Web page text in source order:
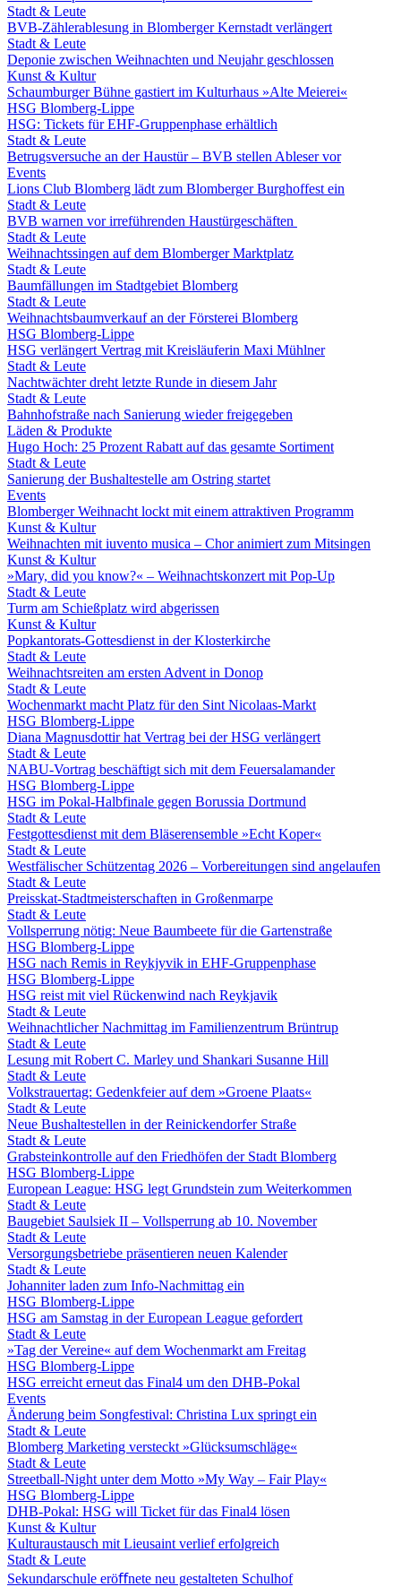
Stadt & Leute
BVB-Zählerablesung in Blomberger Kernstadt verlängert
Stadt & Leute
Deponie zwischen Weihnachten und Neujahr geschlossen
Kunst & Kultur
Schaumburger Bühne gastiert im Kulturhaus »Alte Meierei«
HSG Blomberg-Lippe
HSG: Tickets für EHF-Gruppenphase erhältlich
Stadt & Leute
Betrugsversuche an der Haustür – BVB stellen Ableser vor
Events
Lions Club Blomberg lädt zum Blomberger Burghoffest ein
Stadt & Leute
BVB warnen vor irreführenden Haustürgeschäften
Stadt & Leute
Weihnachtssingen auf dem Blomberger Marktplatz
Stadt & Leute
Baumfällungen im Stadtgebiet Blomberg
Stadt & Leute
Weihnachtsbaumverkauf an der Försterei Blomberg
HSG Blomberg-Lippe
HSG verlängert Vertrag mit Kreisläuferin Maxi Mühlner
Stadt & Leute
Nachtwächter dreht letzte Runde in diesem Jahr
Stadt & Leute
Bahnhofstraße nach Sanierung wieder freigegeben
Läden & Produkte
Hugo Hoch: 25 Prozent Rabatt auf das gesamte Sortiment
Stadt & Leute
Sanierung der Bushaltestelle am Ostring startet
Events
Blomberger Weihnacht lockt mit einem attraktiven Programm
Kunst & Kultur
Weihnachten mit iuvento musica – Chor animiert zum Mitsingen
Kunst & Kultur
»Mary, did you know?« – Weihnachtskonzert mit Pop-Up
Stadt & Leute
Turm am Schießplatz wird abgerissen
Kunst & Kultur
Popkantorats-Gottesdienst in der Klosterkirche
Stadt & Leute
Weihnachtsreiten am ersten Advent in Donop
Stadt & Leute
Wochenmarkt macht Platz für den Sint Nicolaas-Markt
HSG Blomberg-Lippe
Diana Magnusdottir hat Vertrag bei der HSG verlängert
Stadt & Leute
NABU-Vortrag beschäftigt sich mit dem Feuersalamander
HSG Blomberg-Lippe
HSG im Pokal-Halbfinale gegen Borussia Dortmund
Stadt & Leute
Festgottesdienst mit dem Bläserensemble »Echt Koper«
Stadt & Leute
Westfälischer Schützentag 2026 – Vorbereitungen sind angelaufen
Stadt & Leute
Preisskat-Stadtmeisterschaften in Großenmarpe
Stadt & Leute
Vollsperrung nötig: Neue Baumbeete für die Gartenstraße
HSG Blomberg-Lippe
HSG nach Remis in Reykjyvik in EHF-Gruppenphase
HSG Blomberg-Lippe
HSG reist mit viel Rückenwind nach Reykjavik
Stadt & Leute
Weihnachtlicher Nachmittag im Familienzentrum Brüntrup
Stadt & Leute
Lesung mit Robert C. Marley und Shankari Susanne Hill
Stadt & Leute
Volkstrauertag: Gedenkfeier auf dem »Groene Plaats«
Stadt & Leute
Neue Bushaltestellen in der Reinickendorfer Straße
Stadt & Leute
Grabsteinkontrolle auf den Friedhöfen der Stadt Blomberg
HSG Blomberg-Lippe
European League: HSG legt Grundstein zum Weiterkommen
Stadt & Leute
Baugebiet Saulsiek II – Vollsperrung ab 10. November
Stadt & Leute
Versorgungsbetriebe präsentieren neuen Kalender
Stadt & Leute
Johanniter laden zum Info-Nachmittag ein
HSG Blomberg-Lippe
HSG am Samstag in der European League gefordert
Stadt & Leute
»Tag der Vereine« auf dem Wochenmarkt am Freitag
HSG Blomberg-Lippe
HSG erreicht erneut das Final4 um den DHB-Pokal
Events
Änderung beim Songfestival: Christina Lux springt ein
Stadt & Leute
Blomberg Marketing versteckt »Glücksumschläge«
Stadt & Leute
Streetball-Night unter dem Motto »My Way – Fair Play«
HSG Blomberg-Lippe
DHB-Pokal: HSG will Ticket für das Final4 lösen
Kunst & Kultur
Kulturaustausch mit Lieusaint verlief erfolgreich
Stadt & Leute
Sekundarschule eröﬀnete neu gestalteten Schulhof